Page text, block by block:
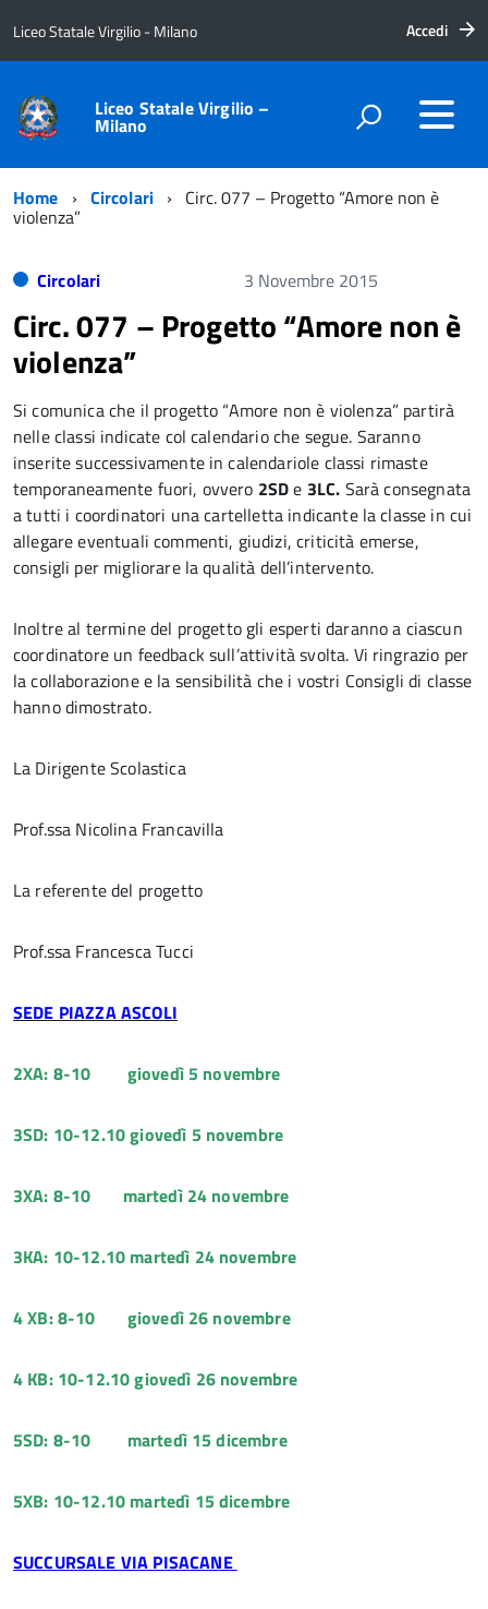
Liceo Statale Virgilio - Milano Accedi
Liceo Statale Virgilio –
Milano
Home Circolari Circ. 077 – Progetto “Amore non è
violenza”
Circolari 3 Novembre 2015
Circ. 077 – Progetto “Amore non è
violenza”
Si comunica che il progetto “Amore non è violenza” partirà
nelle classi indicate col calendario che segue. Saranno
inserite successivamente in calendariole classi rimaste
temporaneamente fuori, ovvero 2SDe 3LC. Sarà consegnata
a tutti i coordinatori una cartelletta indicante la classe in cui
allegare eventuali commenti, giudizi, criticità emerse,
consigli per migliorare la qualità dell’intervento.
Inoltre al termine del progetto gli esperti daranno a ciascun
coordinatore un feedback sull’attività svolta. Vi ringrazio per
la collaborazione e la sensibilità che i vostri Consigli di classe
hanno dimostrato.
La Dirigente Scolastica
Prof.ssa Nicolina Francavilla
La referente del progetto
Prof.ssa Francesca Tucci
SEDE PIAZZA ASCOLI
2XA: 8-10 giovedì 5 novembre
3SD: 10-12.10 giovedì 5 novembre
3XA: 8-10 martedì 24 novembre
3KA: 10-12.10 martedì 24 novembre
4 XB: 8-10 giovedì 26 novembre
4 KB: 10-12.10 giovedì 26 novembre
5SD: 8-10 martedì 15 dicembre
5XB: 10-12.10 martedì 15 dicembre
SUCCURSALE VIA PISACANE